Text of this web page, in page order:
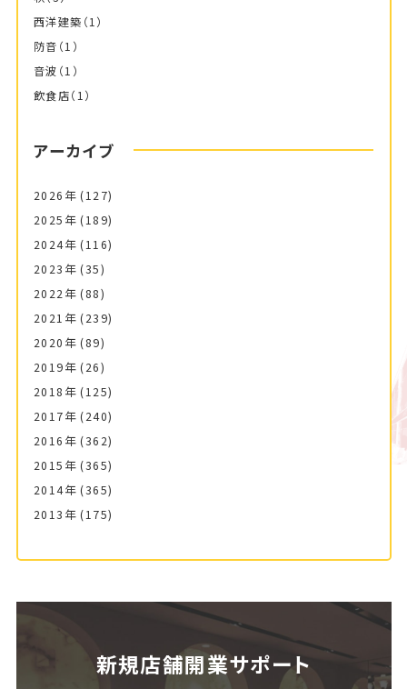
西洋建築 （1）
防音 （1）
音波 （1）
飲食店（1）
アーカイブ
2026年 (127)
2025年 (189)
2024年 (116)
2023年 (35)
2022年 (88)
2021年 (239)
2020年 (89)
2019年 (26)
2018年 (125)
2017年 (240)
2016年 (362)
2015年 (365)
2014年 (365)
2013年 (175)
新規店舗開業サポート